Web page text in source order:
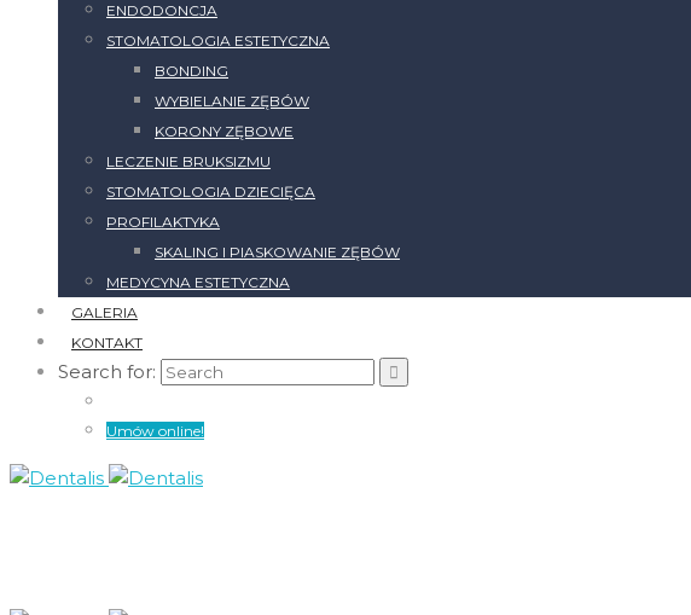
ENDODONCJA
STOMATOLOGIA ESTETYCZNA
BONDING
WYBIELANIE ZĘBÓW
KORONY ZĘBOWE
LECZENIE BRUKSIZMU
STOMATOLOGIA DZIECIĘCA
PROFILAKTYKA
SKALING I PIASKOWANIE ZĘBÓW
MEDYCYNA ESTETYCZNA
GALERIA
KONTAKT
Search for:
Umów online!